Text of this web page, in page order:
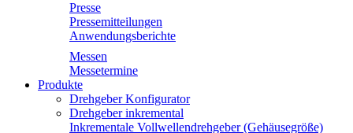
Presse
Pressemitteilungen
Anwendungsberichte
Messen
Messetermine
Produkte
Drehgeber Konfigurator
Drehgeber inkremental
Inkrementale Vollwellendrehgeber (Gehäusegröße)